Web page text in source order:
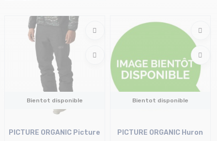
Bientot disponible
PICTURE ORGANIC Picture
Bientot disponible
PICTURE ORGANIC Huron